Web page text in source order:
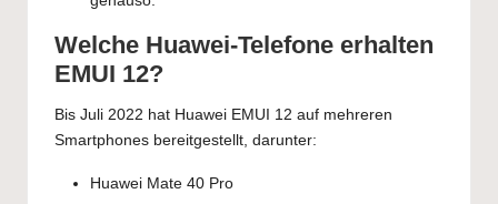
Welche Huawei-Telefone erhalten
EMUI 12?
Bis Juli 2022 hat Huawei EMUI 12 auf mehreren
Smartphones bereitgestellt, darunter:
Huawei Mate 40 Pro